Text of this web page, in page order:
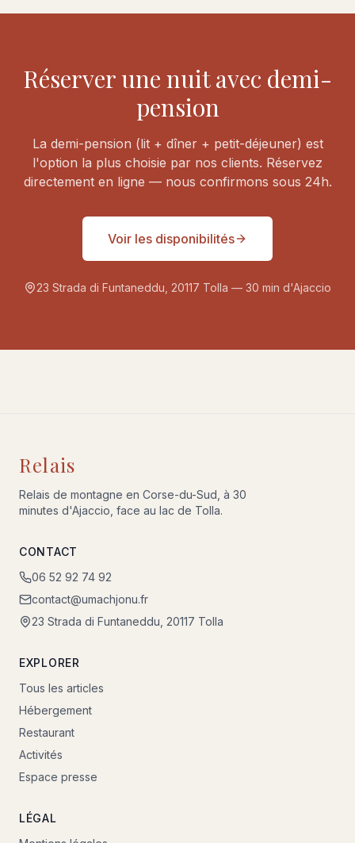
Réserver une nuit avec demi-
pension
La demi-pension (lit + dîner + petit-déjeuner) est
l'option la plus choisie par nos clients. Réservez
directement en ligne — nous confirmons sous 24h.
Voir les disponibilités
23 Strada di Funtaneddu, 20117 Tolla — 30 min d'Ajaccio
Relais
Relais de montagne en Corse-du-Sud, à 30
minutes d'Ajaccio, face au lac de Tolla.
CONTACT
06 52 92 74 92
contact@umachjonu.fr
23 Strada di Funtaneddu, 20117 Tolla
EXPLORER
Tous les articles
Hébergement
Restaurant
Activités
Espace presse
LÉGAL